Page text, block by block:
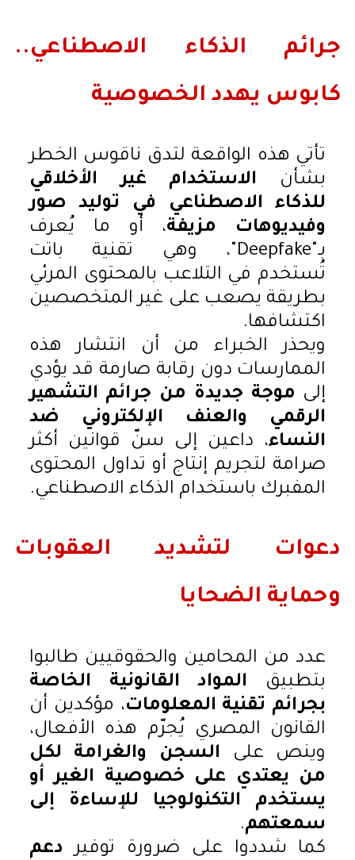
جرائم الذكاء الاصطناعي..
كابوس يهدد الخصوصية
تأتي هذه الواقعة لتدق ناقوس الخطر
بشأن الاستخدام غير الأخلاقي
للذكاء الاصطناعي في توليد صور
وفيديوهات مزيفة، أو ما يُعرف
بـ"Deepfake"، وهي تقنية باتت
تُستخدم في التلاعب بالمحتوى المرئي
بطريقة يصعب على غير المتخصصين
اكتشافها.
ويحذر الخبراء من أن انتشار هذه
الممارسات دون رقابة صارمة قد يؤدي
إلى موجة جديدة من جرائم التشهير
الرقمي والعنف الإلكتروني ضد
النساء، داعين إلى سنّ قوانين أكثر
صرامة لتجريم إنتاج أو تداول المحتوى
المفبرك باستخدام الذكاء الاصطناعي.
دعوات لتشديد العقوبات
وحماية الضحايا
عدد من المحامين والحقوقيين طالبوا
بتطبيق المواد القانونية الخاصة
بجرائم تقنية المعلومات، مؤكدين أن
القانون المصري يُجرّم هذه الأفعال،
وينص على السجن والغرامة لكل
من يعتدي على خصوصية الغير أو
يستخدم التكنولوجيا للإساءة إلى
سمعتهم.
كما شددوا على ضرورة توفير دعم